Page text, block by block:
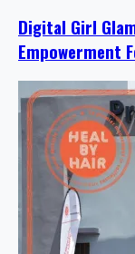
Digital Girl
Empowerment